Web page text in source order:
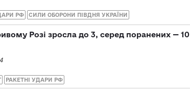
РФ СИЛИ ОБОРОНИ ПІВДНЯ УКРАЇНИ
Розі зросла до 3, серед поранених — 10
РАКЕТНІ УДАРИ РФ